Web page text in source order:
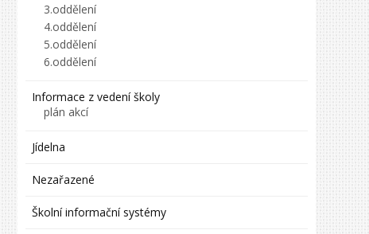
3.oddělení
4.oddělení
5.oddělení
6.oddělení
Informace z vedení školy
plán akcí
Jídelna
Nezařazené
Školní informační systémy